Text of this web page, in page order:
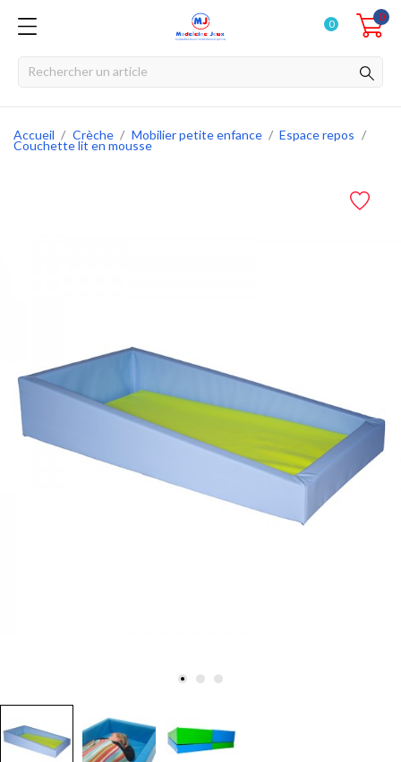
0
0
Accueil Crèche Mobilier petite enfance Espace repos
Couchette lit en mousse